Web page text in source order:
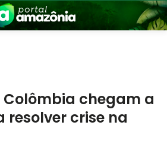
Colômbia chegam a
resolver crise na